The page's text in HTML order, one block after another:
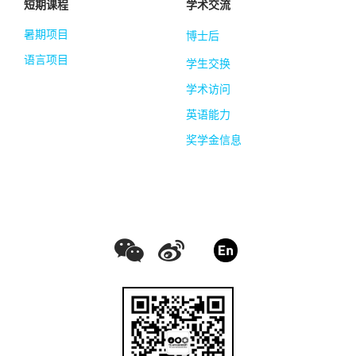
短期课程
暑期项目
语言项目
学术交流
博士后
学生交换
学术访问
英语能力
奖学金信息